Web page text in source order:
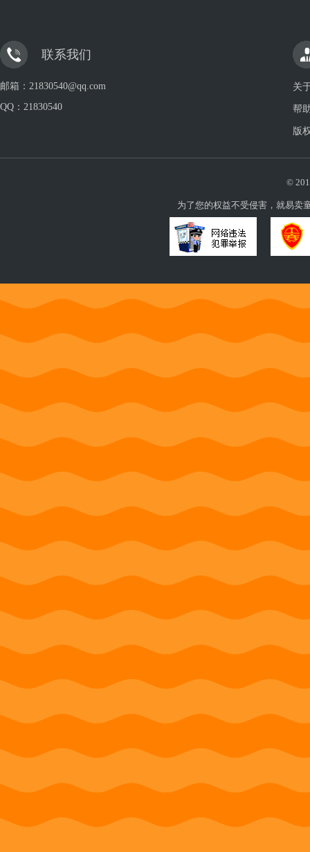
联系我们
邮箱：21830540@qq.com
QQ： 21830540
关
帮
版
©
为了您的权益不受侵害，就易卖